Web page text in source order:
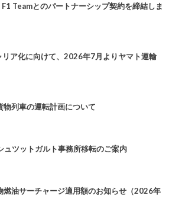
Teamとのパートナーシップ契約を締結しま
リア化に向けて、2026年7月よりヤマト運輸
列車の運転計画について
ュツットガルト事務所移転のご案内
燃油サーチャージ適用額のお知らせ（2026年